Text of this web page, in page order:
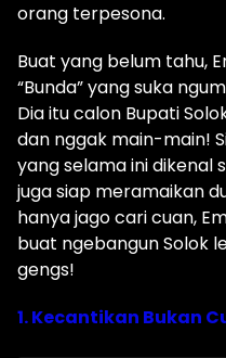
orang terpesona.
Buat yang belum tahu,
“Bunda” yang suka
Dia itu calon Bupati
dan nggak main-main!
yang selama ini dikenal
juga siap meramaikan
hanya jago cari cuan,
buat ngebangun Solok
gengs!
1. Kecantikan Bukan